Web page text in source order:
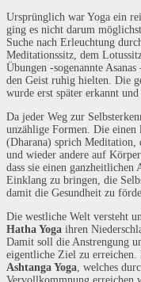
Ursprünglich war Yoga ein
ging es nicht darum
Suche nach Erleuchtung
Meditationssitz, dem
Übungen -sogenannte
den Geist ruhig hielten. Die
wurde erst später erkannt
Da jeder Weg zur
unzählige Formen. Die
(Dharana) sprich Meditation,
und wieder andere auf
dass sie einen
Einklang zu bringen, die
damit die Gesundheit zu
Die westliche Welt versteht
Hatha Yoga ihren
Damit soll die Anstrengung
eigentliche Ziel zu erreichen.
Ashtanga Yoga , welches